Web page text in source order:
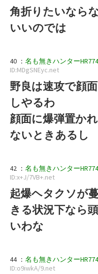
角折りたいなら
いいのでは
40 ： 名も無きハンターHR774
ID:MDgSNEyc.net
野良は速攻で顔
しやるわ
顔面に爆弾置か
ないときあるし
42 ： 名も無きハンターHR774
ID:x+J/7VB+.net
起爆ヘタクソが
きる状況下なら
いわな
44 ： 名も無きハンターHR774
ID:o9iwkA/9.net